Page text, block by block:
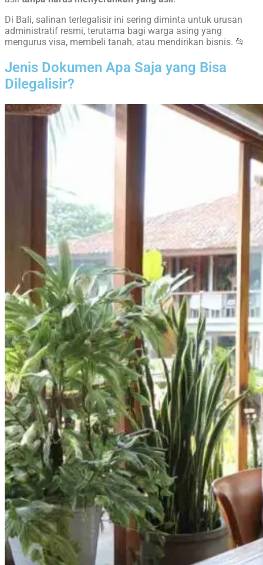
Di Bali, salinan terlegalisir ini sering diminta untuk urusan
administratif resmi, terutama bagi warga asing yang
mengurus visa, membeli tanah, atau mendirikan bisnis. 📂
Jenis Dokumen Apa Saja yang Bisa
Dilegalisir?